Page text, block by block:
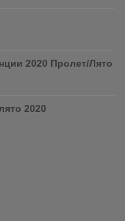
2020 Пролет/Лято
2020